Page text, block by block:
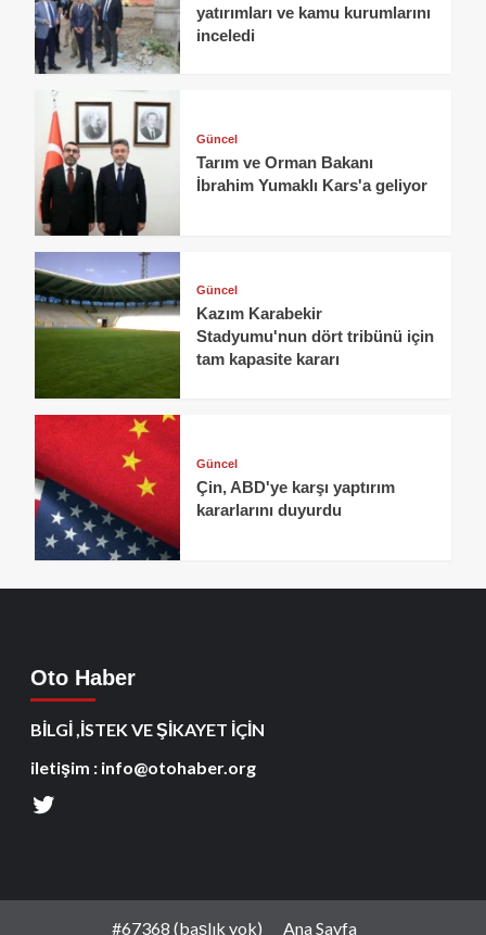
yatırımları ve kamu kurumlarını
inceledi
Güncel
Tarım ve Orman Bakanı
İbrahim Yumaklı Kars'a geliyor
Güncel
Kazım Karabekir
Stadyumu'nun dört tribünü için
tam kapasite kararı
Güncel
Çin, ABD'ye karşı yaptırım
kararlarını duyurdu
Oto Haber
BİLGİ ,İSTEK VE ŞİKAYET İÇİN
iletişim : info@otohaber.org
#67368 (başlık yok) Ana Sayfa